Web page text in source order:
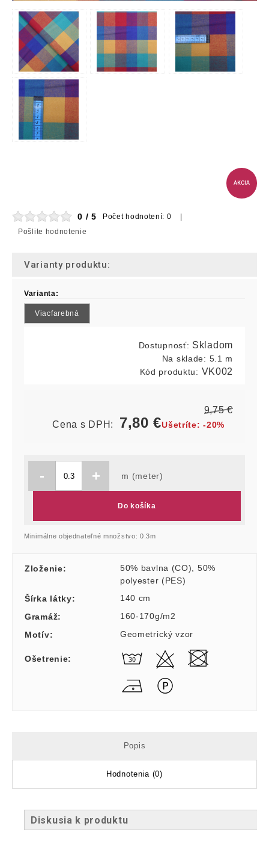
AKCIA
0 / 5
Počet hodnotení: 0 |
Pošlite hodnotenie
Varianty produktu:
Varianta:
Viacfarebná
Dostupnosť: Skladom
Na sklade: 5.1 m
Kód produktu: VK002
9,75€
Cena s DPH:
7,80€Ušetríte: -20%
- + m (meter)
Do košíka
Minimálne objednateľné množstvo: 0.3m
Zloženie: 50% bavlna (CO)
50%
polyester (PES)
Šírka látky:
140 cm
Gramáž:
160-170g/m2
Motív: Geometrický vzor
Ošetrenie:
Popis
Hodnotenia (0)
Diskusia k produktu